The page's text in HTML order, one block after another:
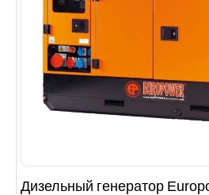
Дизельный генератор